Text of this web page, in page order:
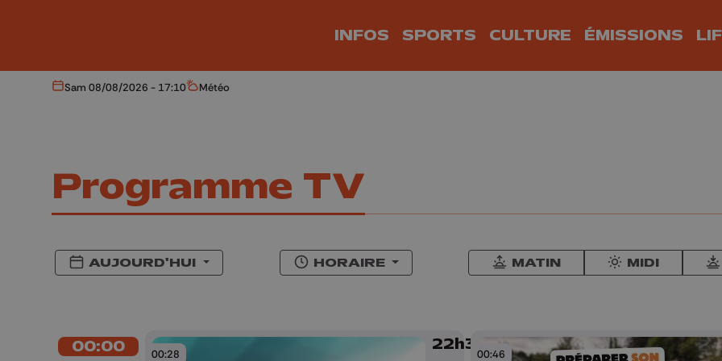
INFOS SPORTS CULTURE ÉMISSIONS
Aujourd'hui
Sam 08/08/2026 - 17:10 Météo
Météo
Programme TV
AUJOURD'HUI HORAIRE MATIN MIDI
00:00 00:28
22h30
00:46